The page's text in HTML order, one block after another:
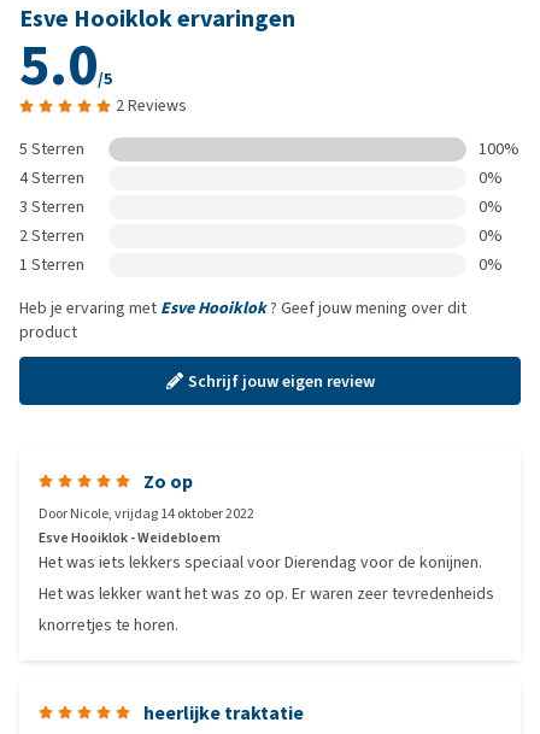
Esve Hooiklok ervaringen
5.0/5
2 Reviews
5 Sterren
100%
4 Sterren
0%
3 Sterren
0%
2 Sterren
0%
1 Sterren
0%
Heb je ervaring met Esve Hooiklok? Geef jouw mening over dit
product
Schrijf jouw eigen review
Zo op
DoorNicole,vrijdag 14 oktober 2022
Esve Hooiklok - Weidebloem
Het was iets lekkers speciaal voor Dierendag voor de konijnen.
Het was lekker want het was zo op. Er waren zeer tevredenheids
knorretjes te horen.
heerlijke traktatie